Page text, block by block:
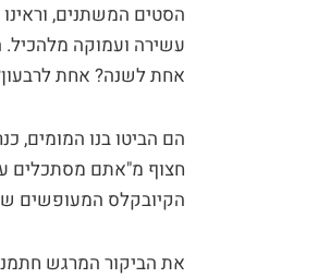
הסטים המשתנים,
עשירה ועמוקה מלהכיל.
אחת לשנה? אחת
הם הביטו בנו המומים,
חצוף מ"אתם מסתכלים
הקיובקלס המעופשים
את הביקור המרגש